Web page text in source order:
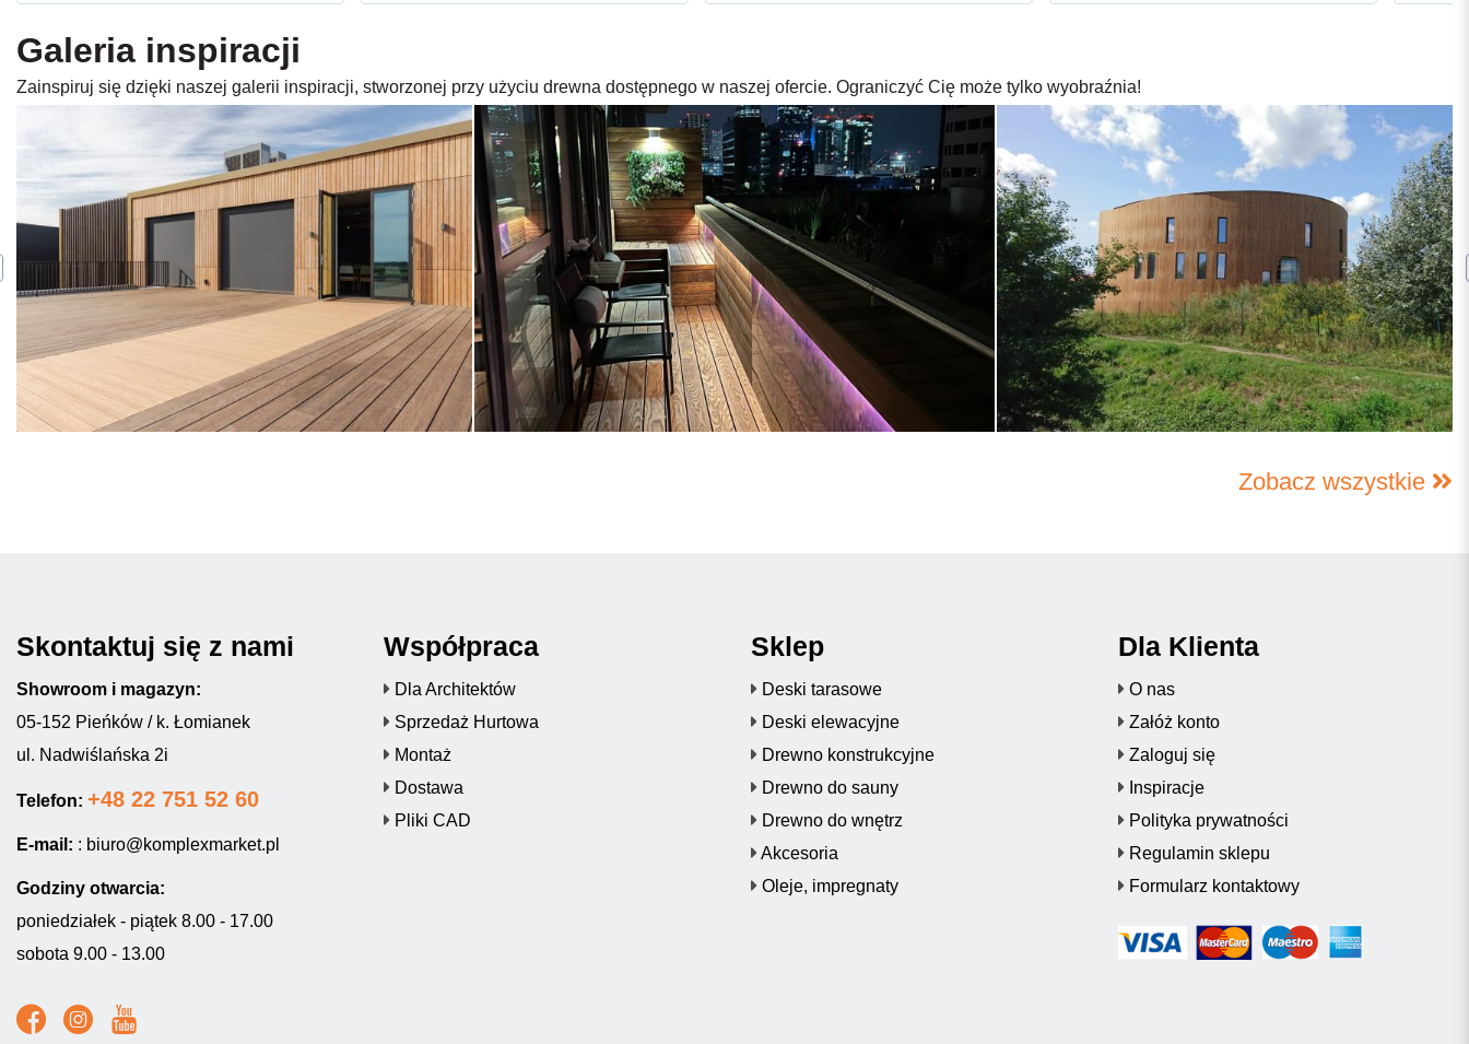
Galeria inspiracji
Zainspiruj się dzięki naszej galerii inspiracji, stworzonej przy użyciu drewna dostępnego w naszej ofercie. Ograniczyć Cię może tylko wyobraźnia!
Zobacz wszystkie
Skontaktuj się z nami
Showroom i magazyn:
05-152 Pieńków / k. Łomianek
ul. Nadwiślańska 2i
Telefon: +48 22 751 52 60
E-mail: : biuro@komplexmarket.pl
Godziny otwarcia:
poniedziałek - piątek 8.00 - 17.00
sobota 9.00 - 13.00
Współpraca
Dla Architektów
Sprzedaż Hurtowa
Montaż
Dostawa
Pliki CAD
Sklep
Deski tarasowe
Deski elewacyjne
Drewno konstrukcyjne
Drewno do sauny
Drewno do wnętrz
Akcesoria
Oleje, impregnaty
Dla Klienta
O nas
Załóż konto
Zaloguj się
Inspiracje
Polityka prywatności
Regulamin sklepu
Formularz kontaktowy